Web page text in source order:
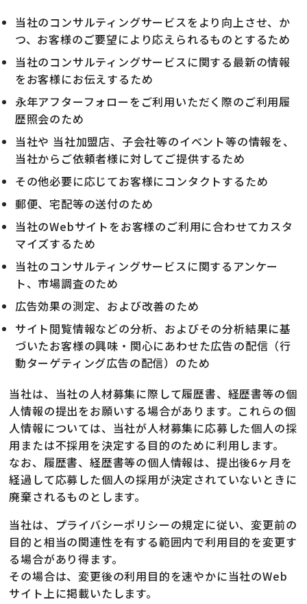
当社のコンサルティングサービスをより向上させ、か
つ、お客様のご要望により応えられるものとするため
当社のコンサルティングサービスに関する最新の情報
をお客様にお伝えするため
永年アフターフォローをご利用いただく際のご利用履
歴照会のため
当社や 当社加盟店、子会社等のイベント等の情報を、
当社からご依頼者様に対してご提供するため
その他必要に応じてお客様にコンタクトするため
郵便、宅配等の送付のため
当社のWebサイトをお客様のご利用に合わせてカスタ
マイズするため
当社のコンサルティングサービスに関するアンケー
ト、市場調査のため
広告効果の測定、および改善のため
サイト閲覧情報などの分析、およびその分析結果に基
づいたお客様の興味・関心にあわせた広告の配信（行
動ターゲティング広告の配信）のため
当社は、当社の人材募集に際して履歴書、経歴書等の個
人情報の提出をお願いする場合があります。これらの個
人情報については、当社が人材募集に応募した個人の採
用または不採用を決定する目的のために利用します。
なお、履歴書、経歴書等の個人情報は、提出後6ヶ月を
経過して応募した個人の採用が決定されていないときに
廃棄されるものとします。
当社は、プライバシーポリシーの規定に従い、変更前の
目的と相当の関連性を有する範囲内で利用目的を変更す
る場合があり得ます。
その場合は、変更後の利用目的を速やかに当社のWeb
サイト上に掲載いたします。